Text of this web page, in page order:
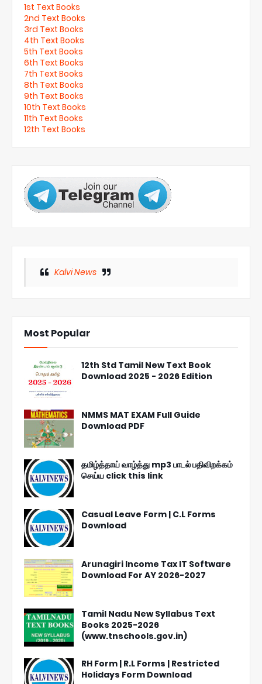
1st Text Books
2nd Text Books
3rd Text Books
4th Text Books
5th Text Books
6th Text Books
7th Text Books
8th Text Books
9th Text Books
10th Text Books
11th Text Books
12th Text Books
Kalvi News
Most Popular
12th Std Tamil New Text Book
Download 2025 - 2026 Edition
NMMS MAT EXAM Full Guide
Download PDF
தமிழ்த்தாய் வாழ்த்து mp3 பாடல் பதிவிறக்கம்
செய்ய click this link
Casual Leave Form | C.L Forms
Download
Arunagiri Income Tax IT Software
Download For AY 2026-2027
Tamil Nadu New Syllabus Text
Books 2025-2026
(www.tnschools.gov.in)
RH Form | R.L Forms | Restricted
Holidays Form Download